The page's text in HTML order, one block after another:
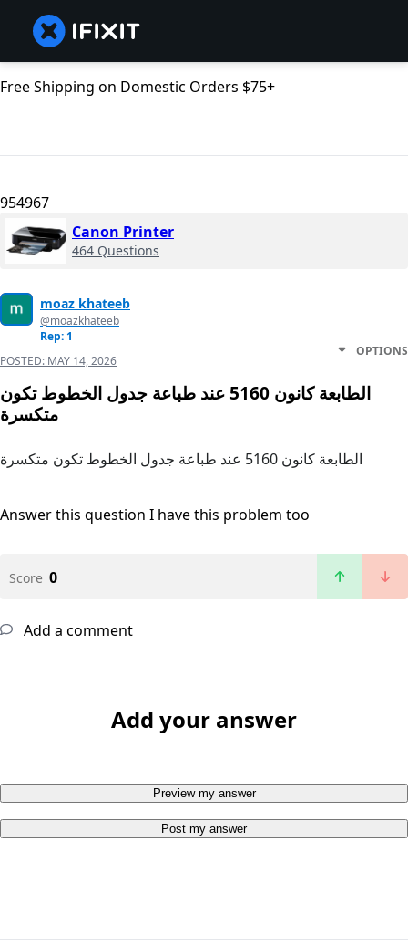
Free Shipping on Domestic Orders $75+
954967
Canon Printer
464 Questions
moaz khateeb
@moazkhateeb
Rep: 1
POSTED: MAY 14, 2026
OPTIONS
الطابعة كانون 5160 عند طباعة جدول الخطوط تكون
متكسرة
الطابعة كانون 5160 عند طباعة جدول الخطوط تكون متكسرة
Answer this question I have this problem too
Score 0
Add a comment
Add your answer
Preview my answer
Post my answer